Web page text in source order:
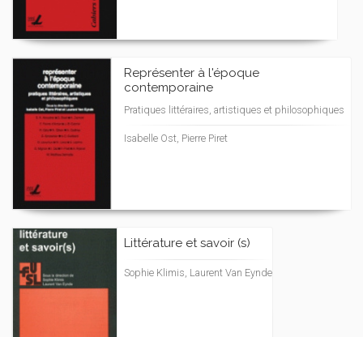
Représenter à l'époque
contemporaine
Pratiques littéraires, artistiques et philosophiques
Isabelle Ost, Pierre Piret
Littérature et savoir (s)
Sophie Klimis, Laurent Van Eynde